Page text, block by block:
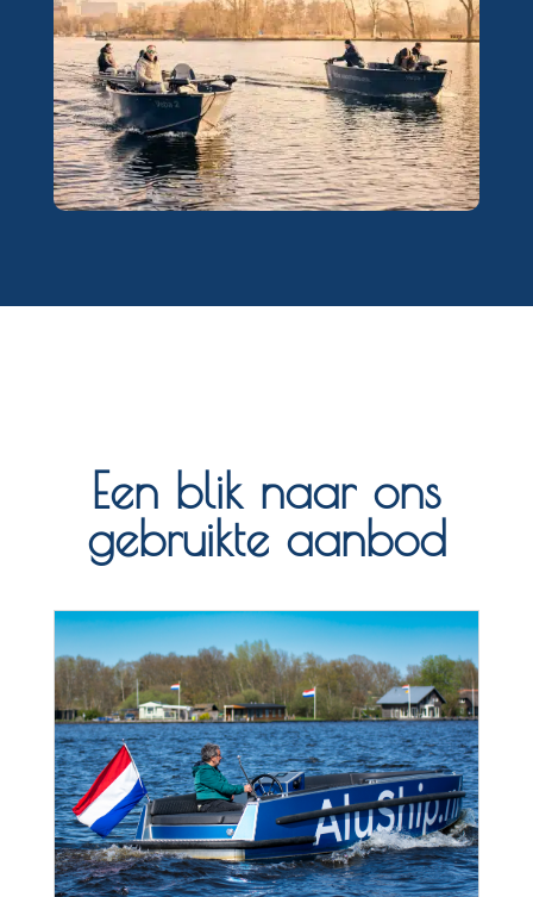
Een blik naar ons
gebruikte aanbod